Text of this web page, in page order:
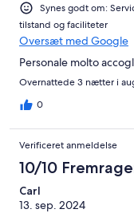
Synes godt om:
tilstand og faciliteter
Oversæt med Google
Personale molto
Overnattede 3 nætter i
0
Verificeret anmeldelse
10/10
Carl
13. sep. 2024